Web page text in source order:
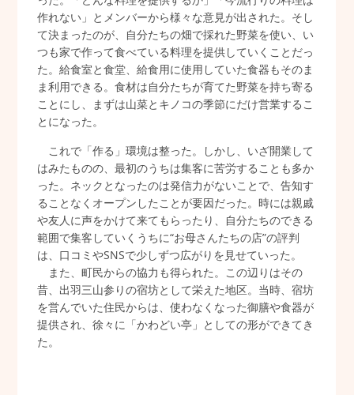
作れない」とメンバーから様々な意見が出された。そし
て決まったのが、自分たちの畑で採れた野菜を使い、い
つも家で作って食べている料理を提供していくことだっ
た。給食室と食堂、給食用に使用していた食器もそのま
ま利用できる。食材は自分たちが育てた野菜を持ち寄る
ことにし、まずは山菜とキノコの季節にだけ営業するこ
とになった。
これで「作る」環境は整った。しかし、いざ開業して
はみたものの、最初のうちは集客に苦労することも多か
った。ネックとなったのは発信力がないことで、告知す
ることなくオープンしたことが要因だった。時には親戚
や友人に声をかけて来てもらったり、自分たちのできる
範囲で集客していくうちに“お母さんたちの店”の評判
は、口コミやSNSで少しずつ広がりを見せていった。
また、町民からの協力も得られた。この辺りはその
昔、出羽三山参りの宿坊として栄えた地区。当時、宿坊
を営んでいた住民からは、使わなくなった御膳や食器が
提供され、徐々に「かわどい亭」としての形ができてき
た。